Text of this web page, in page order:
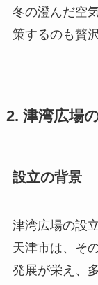
冬の澄んだ空
策するのも贅
2. 津湾広場
設立の背景
津湾広場の設
天津市は、そ
発展が栄え、